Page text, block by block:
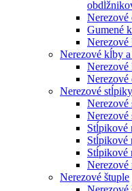
Nerezové
Gumené
Nerezové kĺby
Nerezové
Nerezové
Stĺpikové
Stĺpikové
Stĺpikové
Nerezové
Nerezové štuple